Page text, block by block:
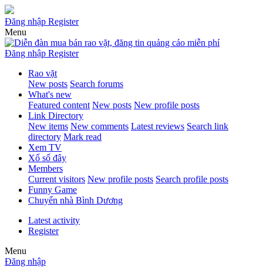
Đăng nhập Register
Menu
Đăng nhập Register
Rao vặt
New posts Search forums
What's new
Featured content New posts New profile posts
Link Directory
New items New comments Latest reviews Search link
directory Mark read
Xem TV
Xổ số đây
Members
Current visitors New profile posts Search profile posts
Funny Game
Chuyển nhà Bình Dương
Latest activity
Register
Menu
Đăng nhập